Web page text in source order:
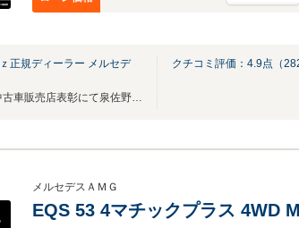
正規ディーラー メルセデ
2025年メルセデスベンツ中古車販売店表彰にて泉佐野店が優秀販売店に選ばれました！
クチコミ評価： 4.9点（
メルセデスＡＭＧ
EQS 53 4マチックプラス 4WD